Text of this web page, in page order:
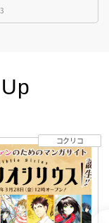
コクリコ